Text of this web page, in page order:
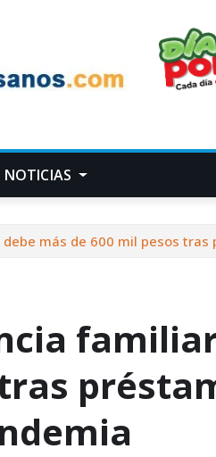
NOTICIAS
más de 600 mil pesos